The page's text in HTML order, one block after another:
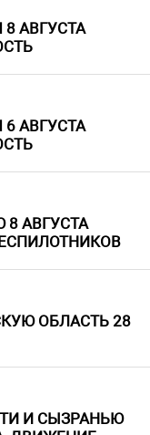
АВГУСТА
АВГУСТА
АВГУСТА
ОБЛАСТЬ 28
И СЫЗРАНЬЮ